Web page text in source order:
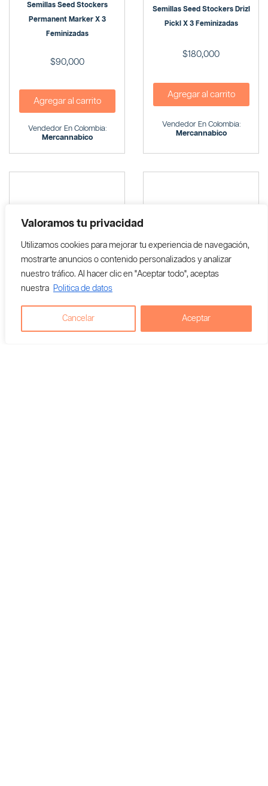
Valoramos tu privacidad
Utilizamos cookies para mejorar tu experiencia de navegación,
mostrarte anuncios o contenido personalizados y analizar
nuestro tráfico. Al hacer clic en "Aceptar todo", aceptas
nuestra Politica de datos
Cancelar Aceptar
Semillas Seed Stockers
Permanent Marker X 3
Feminizadas
$90,000
Agregar al carrito
Vendedor En Colombia:
Mercannabico
Semillas Seed Stockers Drizl
Pickl X 3 Feminizadas
$180,000
Agregar al carrito
Vendedor En Colombia:
Mercannabico